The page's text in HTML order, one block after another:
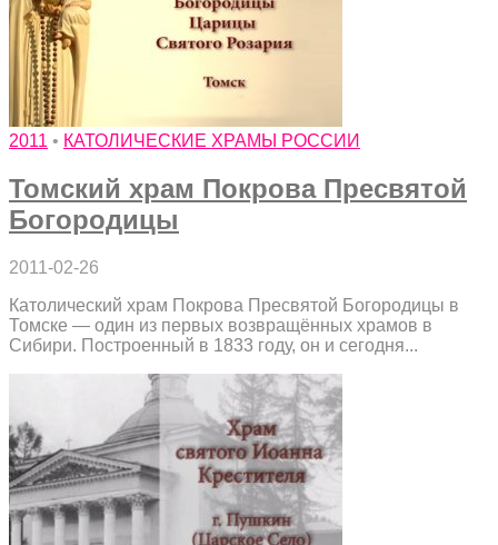
2011 • КАТОЛИЧЕСКИЕ ХРАМЫ РОССИИ
Томский храм Покрова Пресвятой
Богородицы
2011-02-26
Католический храм Покрова Пресвятой Богородицы в
Томске — один из первых возвращённых храмов в
Сибири. Построенный в 1833 году, он и сегодня...